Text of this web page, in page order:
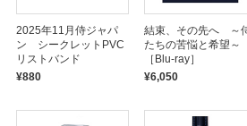
2025年11月侍ジャパ
ン シークレットPVC
リストバンド
¥880
結束、その先へ ～
たちの苦悩と希望～
［Blu-ray］
¥6,050